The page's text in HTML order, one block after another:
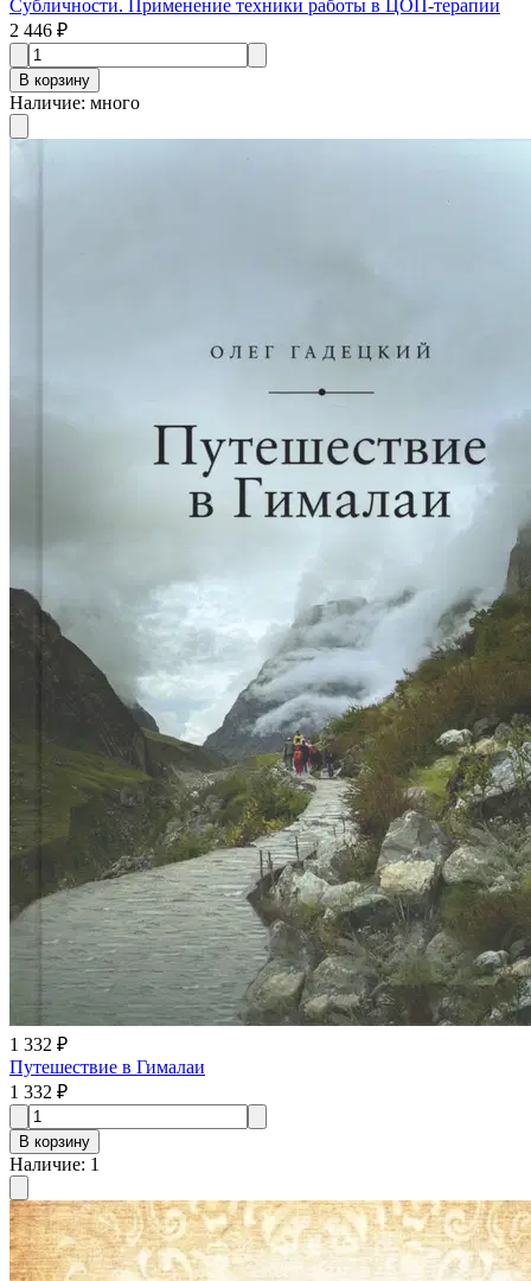
Субличности. Применение техники работы в ЦОП-терапии
2 446 ₽
В корзину
Наличие: много
1 332 ₽
Путешествие в Гималаи
1 332 ₽
В корзину
Наличие: 1